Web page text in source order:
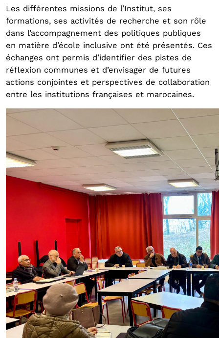
Les différentes missions de l’Institut, ses
formations, ses activités de recherche et son rôle
dans l’accompagnement des politiques publiques
en matière d’école inclusive ont été présentés. Ces
échanges ont permis d’identifier des pistes de
réflexion communes et d’envisager de futures
actions conjointes et perspectives de collaboration
entre les institutions françaises et marocaines.